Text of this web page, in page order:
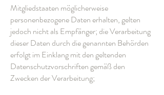
Mitgliedstaaten möglicherweise
personenbezogene Daten erhalten, gelten
jedoch nicht als Empfänger; die Verarbeitung
dieser Daten durch die genannten Behörden
erfolgt im Einklang mit den geltenden
Datenschutzvorschriften gemäß den
Zwecken der Verarbeitung;